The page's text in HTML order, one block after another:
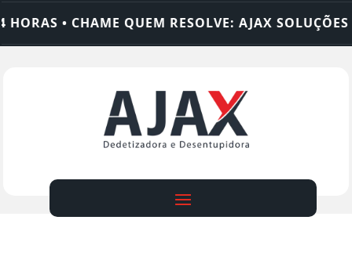
• CHAME QUEM RESOLVE: AJAX SOLUÇÕES